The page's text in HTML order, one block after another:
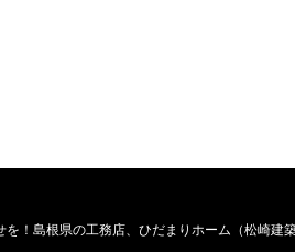
！島根県の工務店、ひだまりホーム（松崎建